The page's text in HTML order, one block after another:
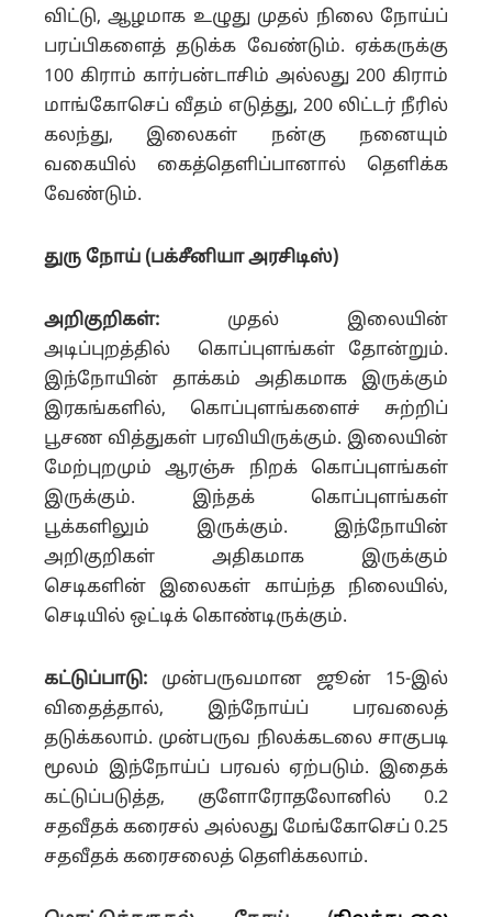
விட்டு, ஆழமாக உழுது முதல் நிலை நோய்ப்
பரப்பிகளைத் தடுக்க வேண்டும். ஏக்கருக்கு
100 கிராம் கார்பன்டாசிம் அல்லது 200 கிராம்
மாங்கோசெப் வீதம் எடுத்து, 200 லிட்டர் நீரில்
கலந்து, இலைகள் நன்கு நனையும்
வகையில் கைத்தெளிப்பானால் தெளிக்க
வேண்டும்.
துரு நோய் (பக்சீனியா அரசிடிஸ்)
அறிகுறிகள்: முதல் இலையின்
அடிப்புறத்தில் கொப்புளங்கள் தோன்றும்.
இந்நோயின் தாக்கம் அதிகமாக இருக்கும்
இரகங்களில், கொப்புளங்களைச் சுற்றிப்
பூசண வித்துகள் பரவியிருக்கும். இலையின்
மேற்புறமும் ஆரஞ்சு நிறக் கொப்புளங்கள்
இருக்கும். இந்தக் கொப்புளங்கள்
பூக்களிலும் இருக்கும். இந்நோயின்
அறிகுறிகள் அதிகமாக இருக்கும்
செடிகளின் இலைகள் காய்ந்த நிலையில்,
செடியில் ஒட்டிக் கொண்டிருக்கும்.
கட்டுப்பாடு: முன்பருவமான ஜூன் 15-இல்
விதைத்தால், இந்நோய்ப் பரவலைத்
தடுக்கலாம். முன்பருவ நிலக்கடலை சாகுபடி
மூலம் இந்நோய்ப் பரவல் ஏற்படும். இதைக்
கட்டுப்படுத்த, குளோரோதலோனில் 0.2
சதவீதக் கரைசல் அல்லது மேங்கோசெப் 0.25
சதவீதக் கரைசலைத் தெளிக்கலாம்.